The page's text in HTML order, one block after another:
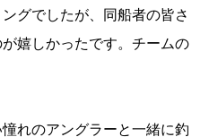
グでしたが、同船者の皆さ
嬉しかったです。チームの
れのアングラーと一緒に釣